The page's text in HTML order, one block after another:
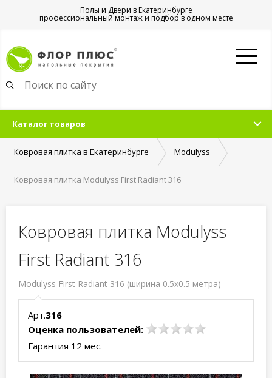
Полы и Двери в Екатеринбурге
профессиональный монтаж и подбор в одном месте
Каталог товаров
Ковровая плитка в Екатеринбурге Modulyss
Ковровая плитка Modulyss First Radiant 316
Ковровая плитка Modulyss
First Radiant 316
Modulyss First Radiant 316 (ширина 0.5x0.5 метра)
Арт.316
Оценка пользователей:
Гарантия 12 мес.